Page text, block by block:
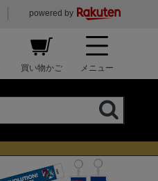
powered by
買い物かご メニュー